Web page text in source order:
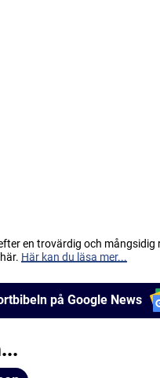
en trovärdig och mångsidig
Här kan du läsa mer...
på Google News